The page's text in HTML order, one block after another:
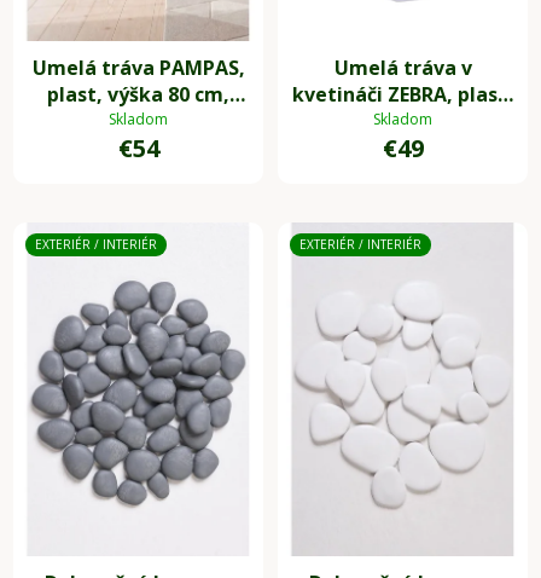
Umelá tráva PAMPAS,
plast, výška 80 cm,
zelená
Skladom
€54
Umelá tráva v
kvetináči ZEBRA, plast,
výška 60 cm, zelená
Skladom
€49
EXTERIÉR / INTERIÉR EXTERIÉR / INTERIÉR